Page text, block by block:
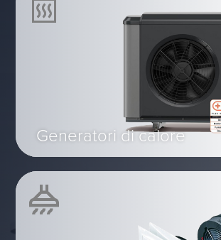
Generatori di calore